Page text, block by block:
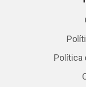
Política